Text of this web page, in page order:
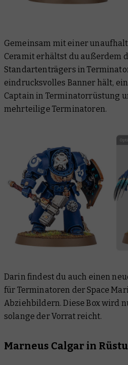
Gemeinsam mit einer
Ceramit erhältst du außerdem
Standartenträgers in
eindrucksvolles Banner hält,
Captain in Terminatorrüstung
mehrteilige Terminatoren.
Darin findest du auch einen
für Terminatoren der Space
Abziehbildern. Diese Box wird
solange der Vorrat reicht.
Marneus Calgar in